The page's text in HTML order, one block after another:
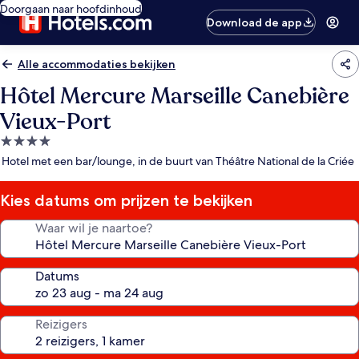
Doorgaan naar hoofdinhoud
Download de app
Alle accommodaties bekijken
Hôtel Mercure Marseille Canebière
Vieux-Port
4.0-
sterrenaccommodatie
Hotel met een bar/lounge, in de buurt van Théâtre National de la Criée
Kies datums om prijzen te bekijken
Waar wil je naartoe?
Datums
Reizigers